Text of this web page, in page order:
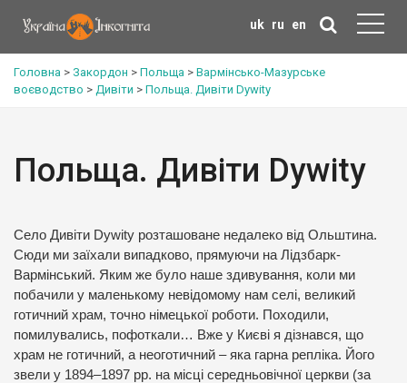
uk ru en
Головна > Закордон > Польща > Вармінсько-Мазурське
воєводство > Дивіти > Польща. Дивіти Dywity
Польща. Дивіти Dywity
Село Дивіти Dywity розташоване недалеко від Ольштина.
Сюди ми заїхали випадково, прямуючи на Лідзбарк-
Вармінський. Яким же було наше здивування, коли ми
побачили у маленькому невідомому нам селі, великий
готичний храм, точно німецької роботи. Походили,
помилувались, пофоткали… Вже у Києві я дізнався, що
храм не готичний, а неоготичний – яка гарна репліка. Його
звели у 1894–1897 рр. на місці середньовічної церкви (за